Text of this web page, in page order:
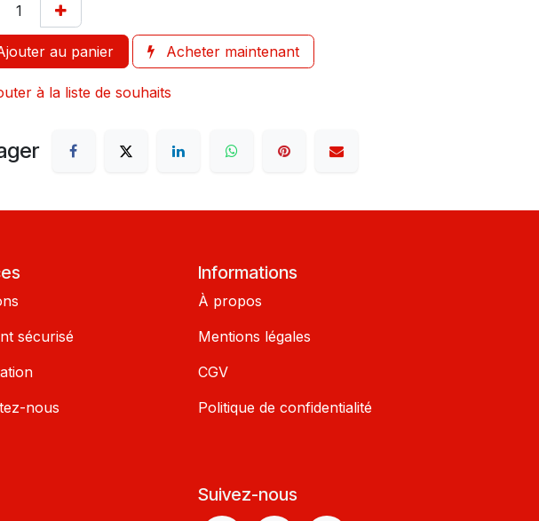
au panier Acheter maintenant
à la liste de souhaits
Informations
À propos
Mentions légales
CGV
Politique de confidentialité
sécurisé
nous
Suivez-nous